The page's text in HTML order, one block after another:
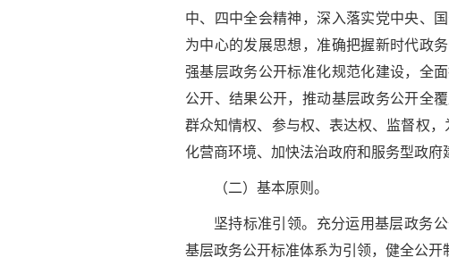
中、四中全会精神，深入落实党中央、
为中心的发展思想，准确把握新时代政
强基层政务公开标准化规范化建设，全
公开、结果公开，推动基层政务公开全
群众知情权、参与权、表达权、监督权
化营商环境、加快法治政府和服务型政府
（二）基本原则。
坚持标准引领。充分运用基层政务
基层政务公开标准体系为引领，健全公开